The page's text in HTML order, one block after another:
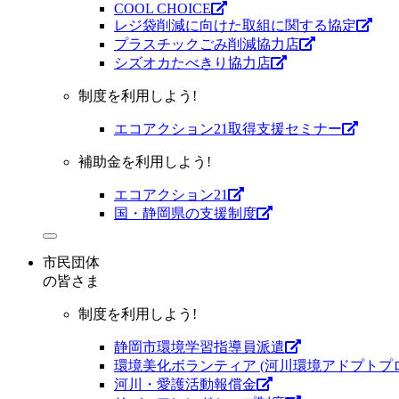
COOL CHOICE
レジ袋削減に向けた取組に関する協定
プラスチックごみ削減協力店
シズオカたべきり協力店
制度を利用しよう!
エコアクション21取得支援セミナー
補助金を利用しよう!
エコアクション21
国・静岡県の支援制度
市民団体
の皆さま
制度を利用しよう!
静岡市環境学習指導員派遣
環境美化ボランティア (河川環境アドプトプ
河川・愛護活動報償金